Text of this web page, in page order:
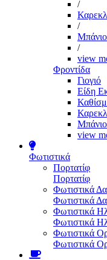
/
/
/
view
Φροντίδα
Γιογιό
Είδη
view
Φωτιστικά
Πορτατίφ
Πορτατίφ
Φωτιστικά
Φωτιστικά
Φωτιστικά
Φωτιστικά
Φωτιστικά
Φωτιστικά